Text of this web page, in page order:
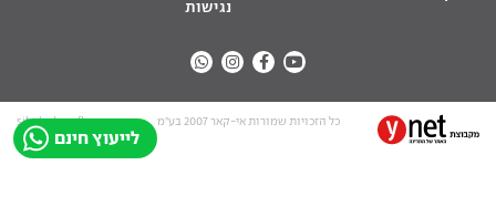
לייעוץ חינם
נגישות
כל הזכויות שמורות אי-קאר 2007 בע”מ site by tq.soft